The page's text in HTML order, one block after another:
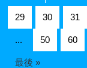
29 30 31
... 50 60
最後 »